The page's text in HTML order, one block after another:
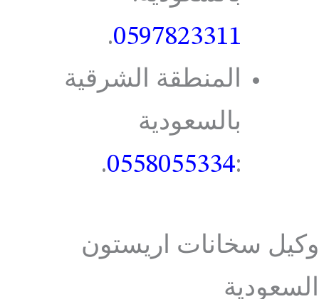
0597823311
.
المنطقة الشرقية
بالسعودية
:
0558055334
.
وكيل سخانات اريستون
السعودية